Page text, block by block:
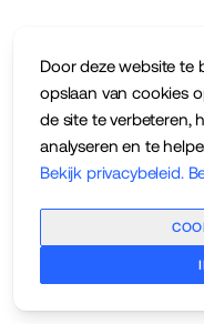
Door deze website te
opslaan van cookies
de site te verbeteren,
analyseren en te
Bekijk privacybeleid.